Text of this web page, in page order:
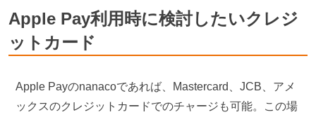
Apple Pay利用時に検討したいクレジ
ットカード
Apple Payのnanacoであれば、Mastercard、JCB、アメ
ックスのクレジットカードでのチャージも可能。この場